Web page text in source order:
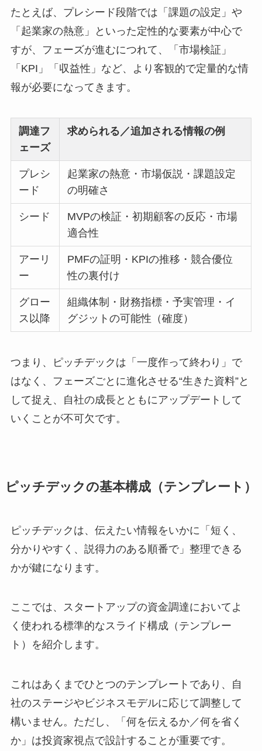
たとえば、プレシード段階では「課題の設定」や
「起業家の熱意」といった定性的な要素が中心で
すが、フェーズが進むにつれて、「市場検証」
「KPI」「収益性」など、より客観的で定量的な情
報が必要になってきます。
調達フ
ェーズ
求められる／追加される情報の例
プレシ
ード
起業家の熱意・市場仮説・課題設定
の明確さ
シード
MVPの検証・初期顧客の反応・市場
適合性
アーリ
ー
PMFの証明・KPIの推移・競合優位
性の裏付け
グロー
ス以降
組織体制・財務指標・予実管理・イ
グジットの可能性（確度）
つまり、ピッチデックは「一度作って終わり」で
はなく、フェーズごとに進化させる“生きた資料”と
して捉え、自社の成長とともにアップデートして
いくことが不可欠です。
ピッチデックの基本構成（テンプレート）
ピッチデックは、伝えたい情報をいかに「短く、
分かりやすく、説得力のある順番で」整理できる
かが鍵になります。
ここでは、スタートアップの資金調達においてよ
く使われる標準的なスライド構成（テンプレー
ト）を紹介します。
これはあくまでひとつのテンプレートであり、自
社のステージやビジネスモデルに応じて調整して
構いません。ただし、「何を伝えるか／何を省く
か」は投資家視点で設計することが重要です。